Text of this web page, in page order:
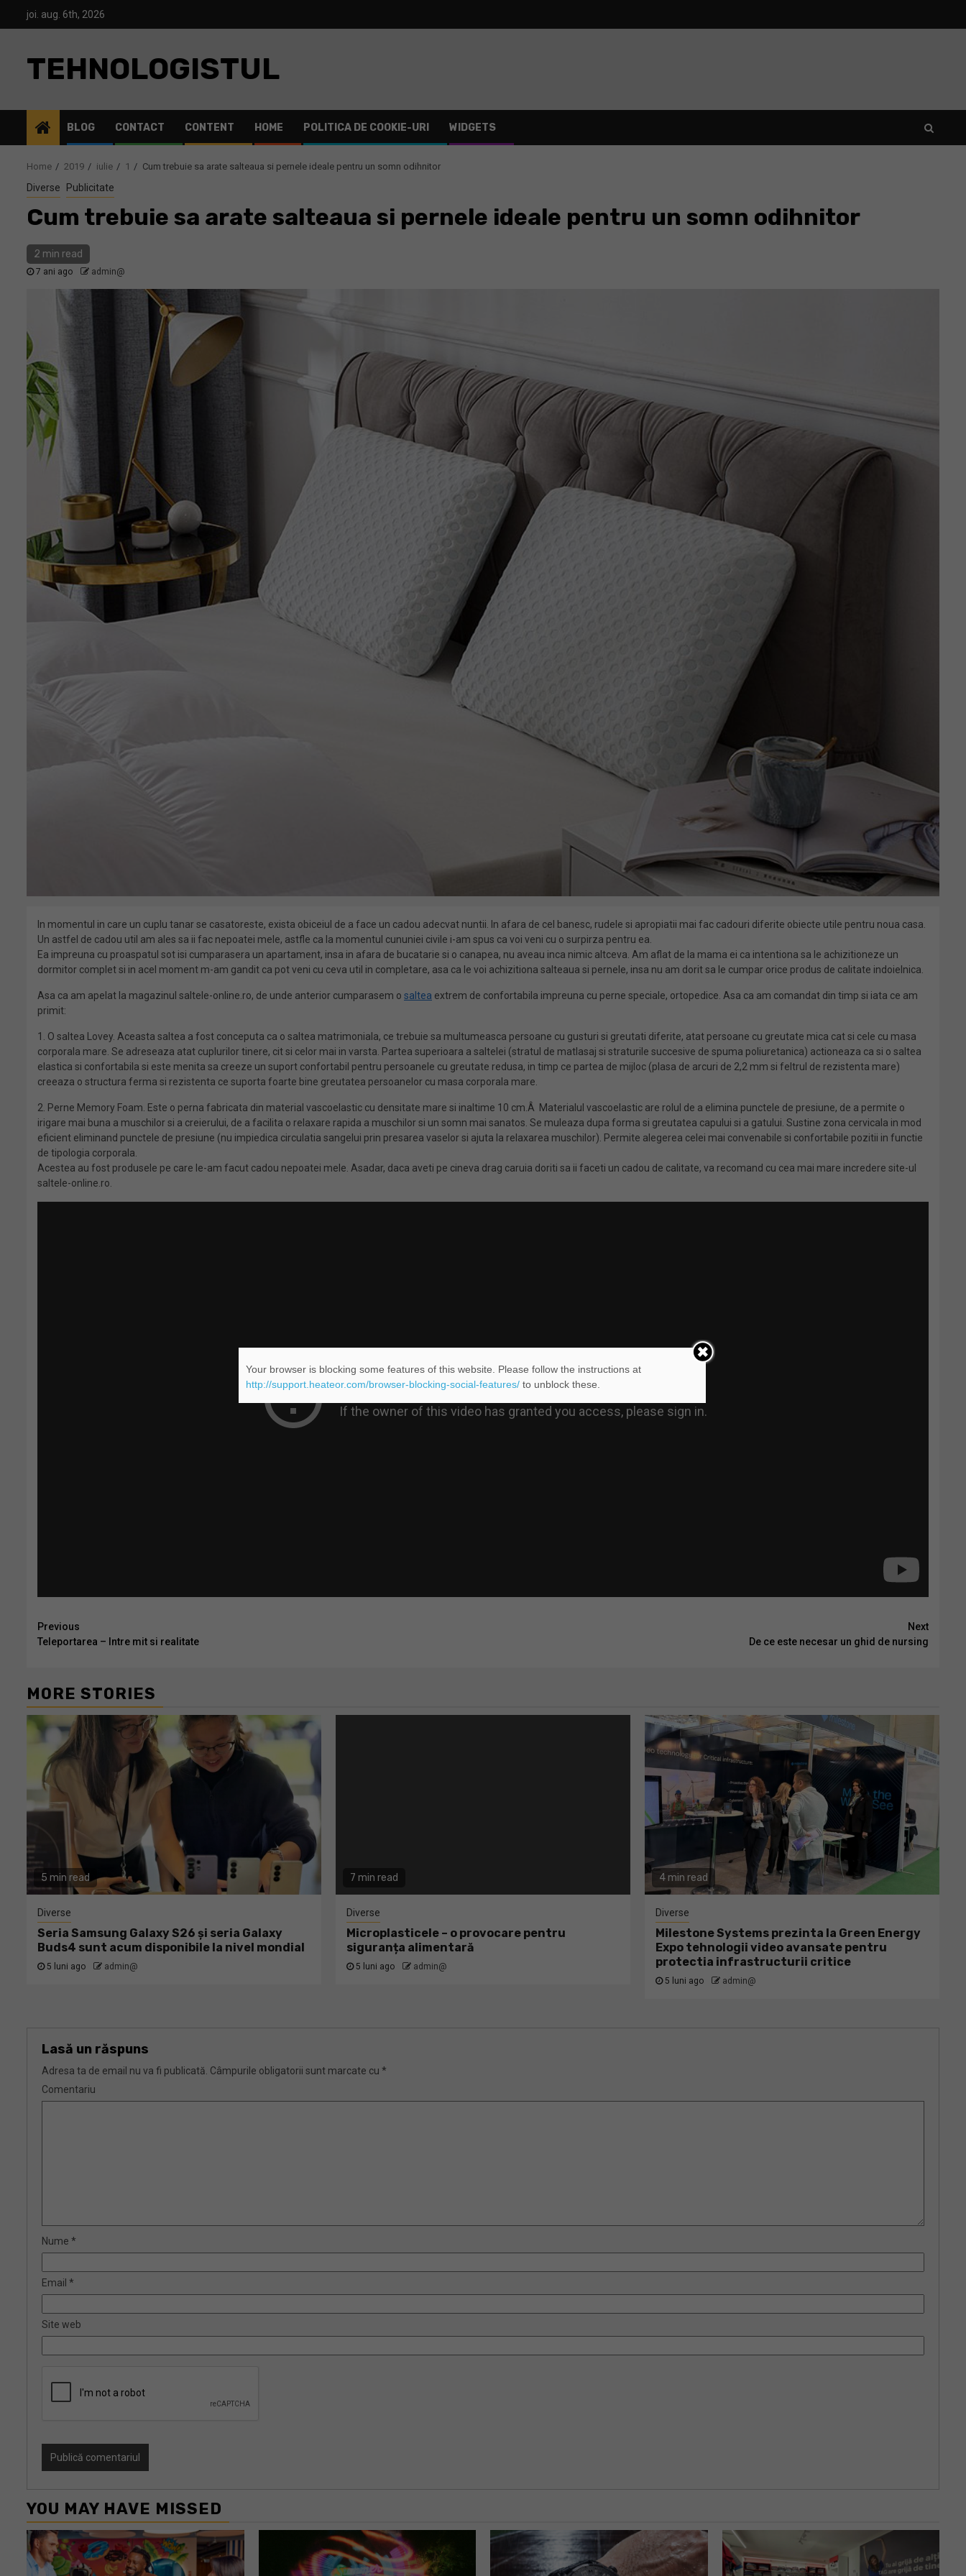
joi. aug. 6th, 2026
TEHNOLOGISTUL
BLOG CONTACT CONTENT HOME POLITICA DE COOKIE-URI WIDGETS
Home 2019 iulie 1 Cum trebuie sa arate salteaua si pernele ideale pentru un somn odihnitor
Diverse Publicitate
Cum trebuie sa arate salteaua si pernele ideale pentru un somn odihnitor
2 min read
7 ani ago admin@
In momentul in care un cuplu tanar se casatoreste, exista obiceiul de a face un cadou adecvat nuntii. In afara de cel banesc, rudele si apropiatii mai fac cadouri diferite obiecte utile pentru noua casa.
Un astfel de cadou util am ales sa ii fac nepoatei mele, astfle ca la momentul cununiei civile i-am spus ca voi veni cu o surpirza pentru ea.
Ea impreuna cu proaspatul sot isi cumparasera un apartament, insa in afara de bucatarie si o canapea, nu aveau inca nimic altceva. Am aflat de la mama ei ca intentiona sa le achizitioneze un
dormitor complet si in acel moment m-am gandit ca pot veni cu ceva util in completare, asa ca le voi achizitiona salteaua si pernele, insa nu am dorit sa le cumpar orice produs de calitate indoielnica.
Asa ca am apelat la magazinul saltele-online.ro, de unde anterior cumparasem o saltea extrem de confortabila impreuna cu perne speciale, ortopedice. Asa ca am comandat din timp si iata ce am
primit:
1. O saltea Lovey. Aceasta saltea a fost conceputa ca o saltea matrimoniala, ce trebuie sa multumeasca persoane cu gusturi si greutati diferite, atat persoane cu greutate mica cat si cele cu masa
corporala mare. Se adreseaza atat cuplurilor tinere, cit si celor mai in varsta. Partea superioara a saltelei (stratul de matlasaj si straturile succesive de spuma poliuretanica) actioneaza ca si o saltea
elastica si confortabila si este menita sa creeze un suport confortabil pentru persoanele cu greutate redusa, in timp ce partea de mijloc (plasa de arcuri de 2,2 mm si feltrul de rezistenta mare)
creeaza o structura ferma si rezistenta ce suporta foarte bine greutatea persoanelor cu masa corporala mare.
2. Perne Memory Foam. Este o perna fabricata din material vascoelastic cu densitate mare si inaltime 10 cm.Â Materialul vascoelastic are rolul de a elimina punctele de presiune, de a permite o
irigare mai buna a muschilor si a creierului, de a facilita o relaxare rapida a muschilor si un somn mai sanatos. Se muleaza dupa forma si greutatea capului si a gatului. Sustine zona cervicala in mod
eficient eliminand punctele de presiune (nu impiedica circulatia sangelui prin presarea vaselor si ajuta la relaxarea muschilor). Permite alegerea celei mai convenabile si confortabile pozitii in functie
de tipologia corporala.
Acestea au fost produsele pe care le-am facut cadou nepoatei mele. Asadar, daca aveti pe cineva drag caruia doriti sa ii faceti un cadou de calitate, va recomand cu cea mai mare incredere site-ul
saltele-online.ro.
Continue
Reading
Previous
Teleportarea – Intre mit si realitate
Next
De ce este necesar un ghid de nursing
MORE STORIES
5 min read
Diverse
Seria Samsung Galaxy S26 și seria Galaxy
Buds4 sunt acum disponibile la nivel mondial
5 luni ago admin@
7 min read
Diverse
Microplasticele – o provocare pentru
siguranța alimentară
5 luni ago admin@
4 min read
Diverse
Milestone Systems prezinta la Green Energy
Expo tehnologii video avansate pentru
protectia infrastructurii critice
5 luni ago admin@
Lasă un răspuns
Adresa ta de email nu va fi publicată. Câmpurile obligatorii sunt marcate cu *
Comentariu
Nume *
Email *
Site web
YOU MAY HAVE MISSED
Your browser is blocking some features of this website. Please follow the instructions at
http://support.heateor.com/browser-blocking-social-features/to unblock these.